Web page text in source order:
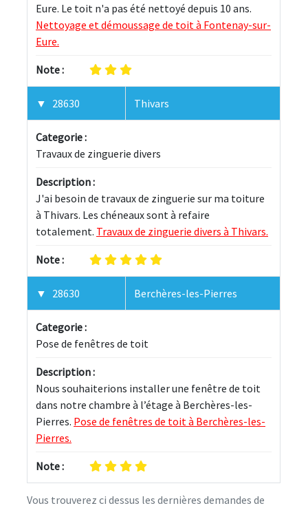
Vous trouverez ci dessus les dernières demandes de
Eure. Le toit n'a pas été nettoyé depuis 10 ans.
Nettoyage et démoussage de toit à Fontenay-sur-
Eure.
Note :
28630 Thivars
Categorie :
Travaux de zinguerie divers
Description :
J'ai besoin de travaux de zinguerie sur ma toiture
à Thivars. Les chéneaux sont à refaire
totalement. Travaux de zinguerie divers à Thivars.
Note :
28630 Berchères-les-Pierres
Categorie :
Pose de fenêtres de toit
Description :
Nous souhaiterions installer une fenêtre de toit
dans notre chambre à l’étage à Berchères-les-
Pierres. Pose de fenêtres de toit à Berchères-les-
Pierres.
Note :